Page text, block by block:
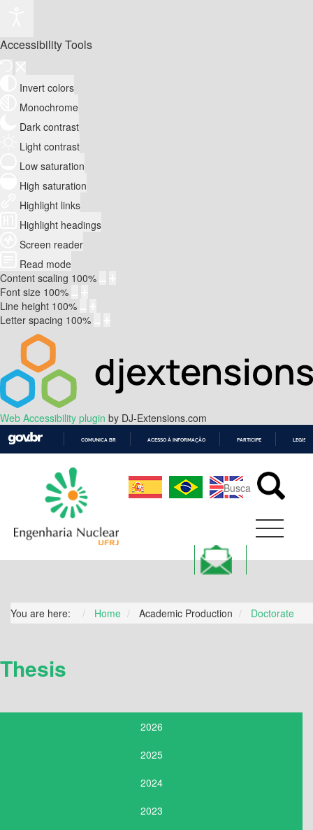
Accessibility Tools
Invert colors
Monochrome
Dark contrast
Light contrast
Low saturation
High saturation
Highlight links
Highlight headings
Screen reader
Read mode
Content scaling 100%
Font size 100%
Line height 100%
Letter spacing 100%
Web Accessibility plugin by DJ-Extensions.com
CONTEÚDO
COMUNICA BR ACESSO À INFORMAÇÃO PARTICIPE
You are here: Home Academic Production Doctorate
Thesis
2026
2025
2024
2023